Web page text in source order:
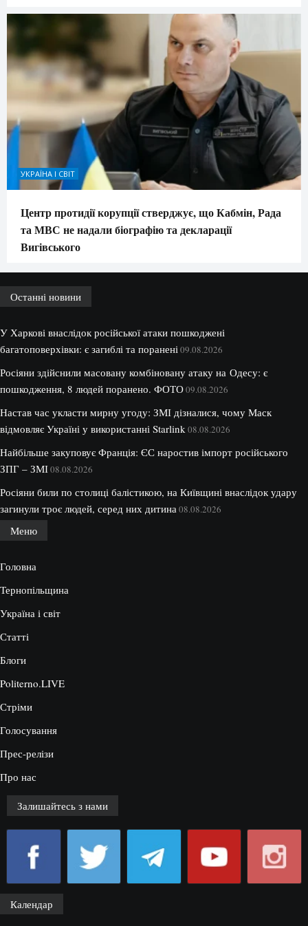
УКРАЇНА І СВІТ
Центр протидії корупції стверджує, що Кабмін, Рада
та МВС не надали біографію та декларації
Вигівського
Останні новини
У Харкові внаслідок російської атаки пошкоджені
багатоповерхівки: є загиблі та поранені09.08.2026
Росіяни здійснили масовану комбіновану атаку на Одесу: є
пошкодження, 8 людей поранено. ФОТО09.08.2026
Настав час укласти мирну угоду: ЗМІ дізналися, чому Маск
відмовляє Україні у використанні Starlink08.08.2026
Найбільше закуповує Франція: ЄС наростив імпорт російського
ЗПГ – ЗМІ08.08.2026
Росіяни били по столиці балістикою, на Київщині внаслідок удару
загинули троє людей, серед них дитина08.08.2026
Меню
Головна
Тернопільщина
Україна і світ
Статті
Блоги
Politerno.LIVE
Стріми
Голосування
Прес-релізи
Про нас
Залишайтесь з нами
Календар